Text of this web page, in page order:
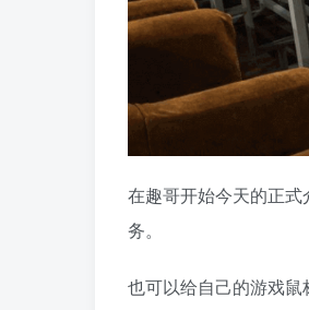
在趣哥开始今天的正
务。
也可以给自己的游戏鼠